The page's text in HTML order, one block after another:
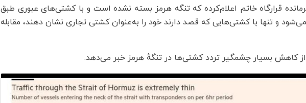
قرارگاه خاتم اعلام‌کرده که تنگه هرمز بسته نشده است و با کشتی‌های عبوری طبق
می‌شود و تنها با کشتی‌هایی که قصد دارند خود را به‌عنوان کشتی تجاری نشان دهند، مقابله
از کاهش بسیار چشمگیر تردد کشتی‌ها در تنگهٔ هرمز خبر می‌دهد.